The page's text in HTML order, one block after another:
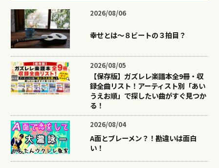
2026/08/06
幸せとは〜８ビートの３拍目？
2026/08/05
【保存版】ガズレレ楽譜本全9冊・収
録全曲リスト！アーティスト別「あい
うえお順」で探したい曲がすぐ見つか
る！
2026/08/04
A面とブレーメン？！勘違いは面白
い！